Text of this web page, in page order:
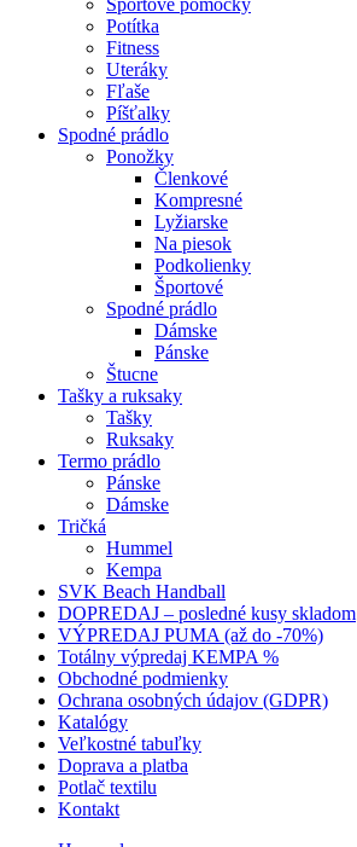
Potítka
Fitness
Uteráky
Fľaše
Píšťalky
Spodné prádlo
Ponožky
Členkové
Kompresné
Lyžiarske
Na piesok
Podkolienky
Športové
Spodné prádlo
Dámske
Pánske
Štucne
Tašky a ruksaky
Tašky
Ruksaky
Termo prádlo
Pánske
Dámske
Tričká
Hummel
Kempa
SVK Beach Handball
DOPREDAJ – posledné kusy skladom
VÝPREDAJ PUMA (až do -70%)
Totálny výpredaj KEMPA %
Obchodné podmienky
Ochrana osobných údajov (GDPR)
Katalógy
Veľkostné tabuľky
Doprava a platba
Potlač textilu
Kontakt